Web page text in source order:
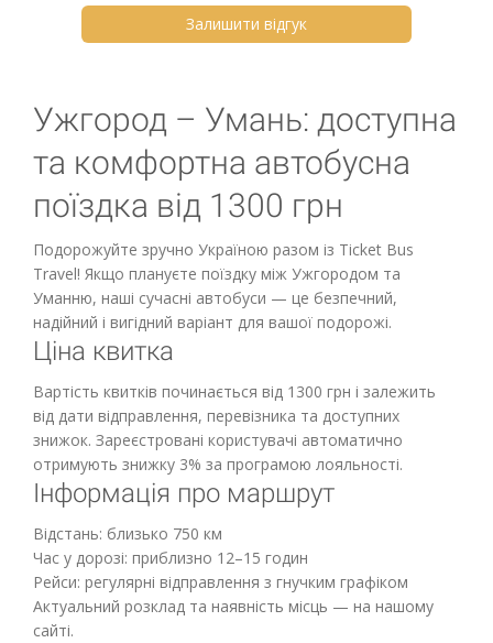
Залишити відгук
Ужгород – Умань: доступна
та комфортна автобусна
поїздка від 1300 грн
Подорожуйте зручно Україною разом із Ticket Bus
Travel! Якщо плануєте поїздку між Ужгородом та
Уманню, наші сучасні автобуси — це безпечний,
надійний і вигідний варіант для вашої подорожі.
Ціна квитка
Вартість квитків починається від 1300 грн і залежить
від дати відправлення, перевізника та доступних
знижок. Зареєстровані користувачі автоматично
отримують знижку 3% за програмою лояльності.
Інформація про маршрут
Відстань: близько 750 км
Час у дорозі: приблизно 12–15 годин
Рейси: регулярні відправлення з гнучким графіком
Актуальний розклад та наявність місць — на нашому
сайті.